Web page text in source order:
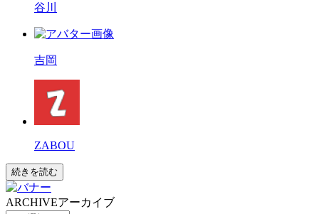
谷川
吉岡
ZABOU
続きを読む
ARCHIVEアーカイブ